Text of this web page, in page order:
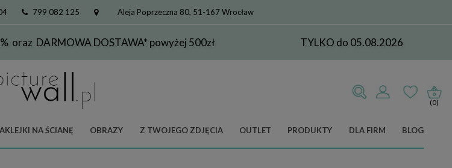
799 082 125 Aleja Poprzeczna 80, 51-167 Wrocław
oraz DARMOWA DOSTAWA* powyżej 500zł TYLKO do 05.08.2026
(0)
NA ŚCIANĘ OBRAZY Z TWOJEGO ZDJĘCIA OUTLET PRODUKTY DLA FIRM BLOG